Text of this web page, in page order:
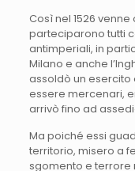
Così nel 1526
parteciparono tutti
antimperiali, in
Milano e anche
assoldò un esercito
essere mercenari,
arrivò fino ad
Ma poiché essi
territorio, misero a
sgomento e terrore